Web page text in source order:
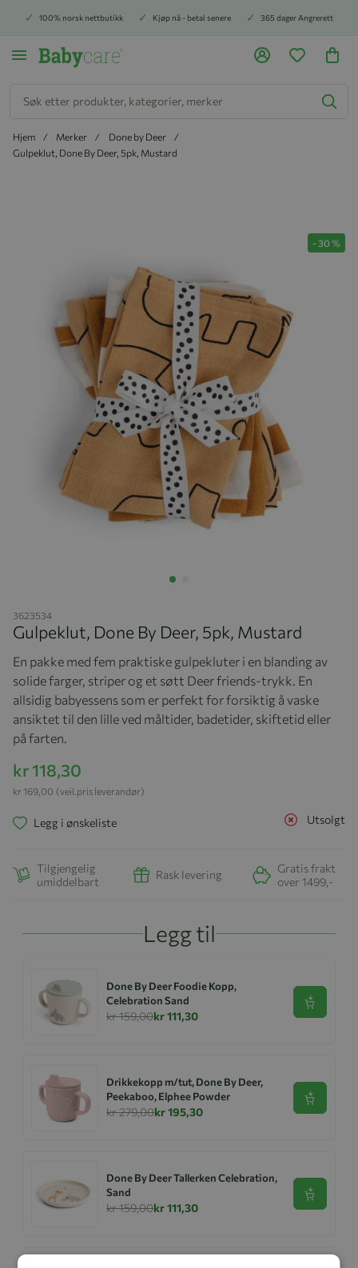
100% norsk nettbutikk Kjøp nå - betal senere 365 dager Angrerett
Hjem Merker
Done by Deer
Gulpeklut, Done By Deer, 5pk, Mustard
-30 %
3623534
Gulpeklut, Done By Deer, 5pk, Mustard
En pakke med fem praktiske gulpekluter i en blanding av
solide farger, striper og et søtt Deer friends-trykk. En
allsidig babyessens som er perfekt for forsiktig å vaske
ansiktet til den lille ved måltider, badetider, skiftetid eller
på farten.
kr 118,30
(veil.pris leverandør)
kr 169,00
Utsolgt
Legg i ønskeliste
Tilgjengelig
umiddelbart
Rask levering
Gratis frakt
over 1499,-
Legg til
Done By Deer Foodie Kopp,
Celebration Sand
kr 159,00kr 111,30
Se
Drikkekopp m/tut, Done By Deer,
Peekaboo, Elphee Powder
kr 279,00kr 195,30
Se
Done By Deer Tallerken Celebration,
Sand
kr 159,00kr 111,30
Se